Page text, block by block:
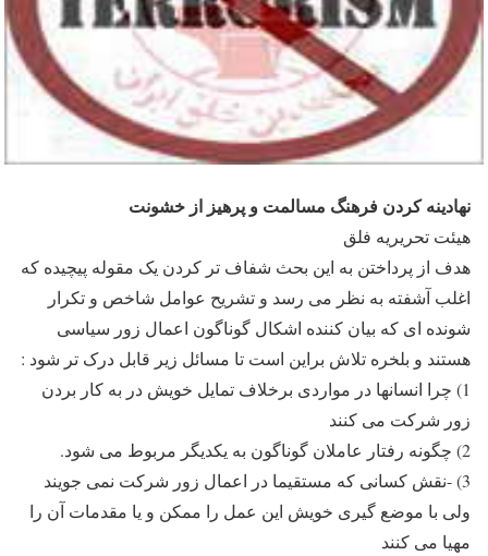
نهادینه کردن فرهنگ مسالمت و پرهیز از خشونت
هيئت تحريريه فلق
هدف از پرداختن به این بحث شفاف تر کردن یک مقوله پیچیده که
اغلب آشفته به نظر می رسد و تشریح عوامل شاخص و تکرار
شونده ای که بیان کننده اشکال گوناگون اعمال زور سیاسی
هستند و بلخره تلاش براین است تا مسائل زیر قابل درک تر شود :
1) چرا انسانها در مواردی برخلاف تمایل خویش در به کار بردن
زور شرکت می کنند
2) چگونه رفتار عاملان گوناگون به یکدیگر مربوط می شود.
3) -نقش کسانی که مستقیما در اعمال زور شرکت نمی جویند
ولی با موضع گیری خویش این عمل را ممکن و یا مقدمات آن را
مهیا می کنند